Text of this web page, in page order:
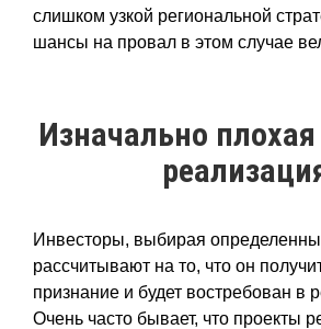
слишком узкой региональной
шансы на провал в этом случае
Изначально
Инвесторы, выбирая
рассчитывают на то, что он
признание и будет востребован в
Очень часто бывает, что проекты